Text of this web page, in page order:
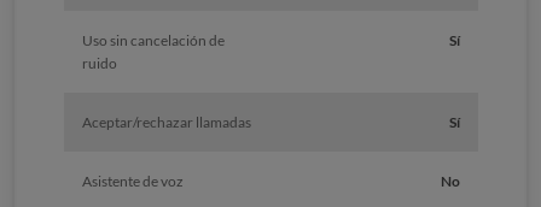
Uso sin cancelación de
ruido
Sí
Aceptar/rechazar llamadas Sí
Asistente de voz No